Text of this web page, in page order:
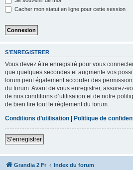
Cacher mon statut en ligne pour cette session
S’ENREGISTRER
Vous devez être enregistré pour vous
que quelques secondes et augmente vos
forum peut également accorder des
du forum. Avant de vous enregistrer, assurez-
de nos conditions d’utilisation et de notre
de bien lire tout le règlement du forum.
Conditions d’utilisation | Politique de
S’enregistrer
Grandia 2 Fr Index du forum